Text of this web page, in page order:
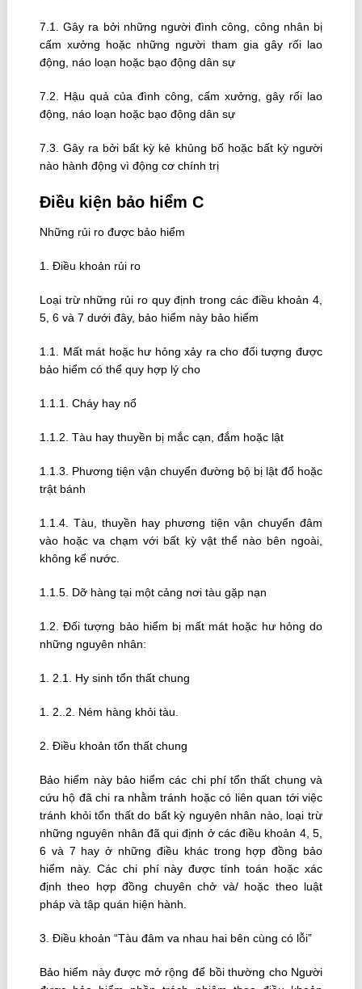
7.1. Gây ra bởi những người đình công, công nhân bị
cấm xưởng hoặc những người tham gia gây rối lao
động, náo loạn hoặc bạo động dân sự
7.2. Hậu quả của đình công, cấm xưởng, gây rối lao
động, náo loạn hoặc bạo động dân sự
7.3. Gây ra bởi bất kỳ kẻ khủng bố hoặc bất kỳ người
nào hành động vì động cơ chính trị
Ðiều kiện bảo hiểm C
Những rủi ro được bảo hiểm
1. Ðiều khoản rủi ro
Loại trừ những rủi ro quy định trong các điều khoản 4,
5, 6 và 7 dưới đây, bảo hiểm này bảo hiểm
1.1. Mất mát hoặc hư hỏng xảy ra cho đối tượng được
bảo hiểm có thể quy hợp lý cho
1.1.1. Cháy hay nổ
1.1.2. Tàu hay thuyền bị mắc cạn, đắm hoặc lật
1.1.3. Phương tiện vận chuyển đường bộ bị lật đổ hoặc
trật bánh
1.1.4. Tàu, thuyền hay phương tiện vận chuyển đâm
vào hoặc va chạm với bất kỳ vật thể nào bên ngoài,
không kể nước.
1.1.5. Dỡ hàng tại một cảng nơi tàu gặp nạn
1.2. Ðối tượng bảo hiểm bị mất mát hoặc hư hỏng do
những nguyên nhân:
1. 2.1. Hy sinh tổn thất chung
1. 2..2. Ném hàng khỏi tàu.
2. Ðiều khoản tổn thất chung
Bảo hiểm này bảo hiểm các chi phí tổn thất chung và
cứu hộ đã chi ra nhằm tránh hoặc có liên quan tới việc
tránh khỏi tổn thất do bất kỳ nguyên nhân nào, loại trừ
những nguyên nhân đã qui định ở các điều khoản 4, 5,
6 và 7 hay ở những điều khác trong hợp đồng bảo
hiểm này. Các chi phí này được tính toán hoặc xác
định theo hợp đồng chuyên chở và/ hoặc theo luật
pháp và tập quán hiện hành.
3. Ðiều khoản “Tàu đâm va nhau hai bên cùng có lỗi”
Bảo hiểm này được mở rộng để bồi thường cho Người